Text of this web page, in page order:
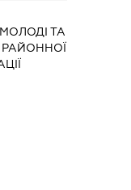
МОЛОДІ ТА
РАЙОННОЇ